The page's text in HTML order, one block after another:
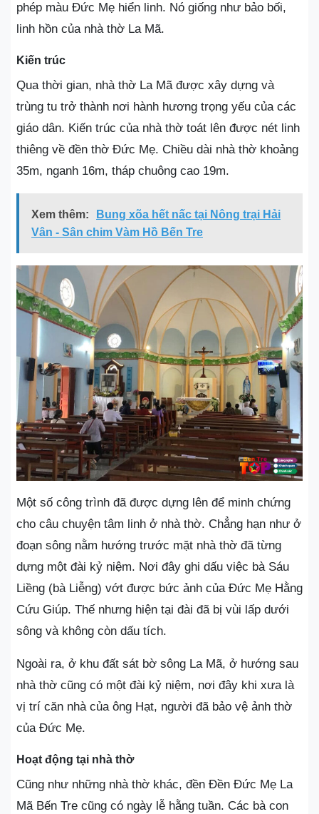
phép màu Đức Mẹ hiển linh. Nó giống như bảo bối,
linh hồn của nhà thờ La Mã.
Kiến trúc
Qua thời gian, nhà thờ La Mã được xây dựng và
trùng tu trở thành nơi hành hương trọng yếu của các
giáo dân. Kiến trúc của nhà thờ toát lên được nét linh
thiêng về đền thờ Đức Mẹ. Chiều dài nhà thờ khoảng
35m, nganh 16m, tháp chuông cao 19m.
Xem thêm:
Bung xõa hết nấc tại Nông trại Hải
Vân - Sân chim Vàm Hồ Bến Tre
Một số công trình đã được dựng lên để minh chứng
cho câu chuyện tâm linh ở nhà thờ. Chẳng hạn như ở
đoạn sông nằm hướng trước mặt nhà thờ đã từng
dựng một đài kỷ niệm. Nơi đây ghi dấu việc bà Sáu
Liềng (bà Liễng) vớt được bức ảnh của Đức Mẹ Hằng
Cứu Giúp. Thế nhưng hiện tại đài đã bị vùi lấp dưới
sông và không còn dấu tích.
Ngoài ra, ở khu đất sát bờ sông La Mã, ở hướng sau
nhà thờ cũng có một đài kỷ niệm, nơi đây khi xưa là
vị trí căn nhà của ông Hạt, người đã bảo vệ ảnh thờ
của Đức Mẹ.
Hoạt động tại nhà thờ
Cũng như những nhà thờ khác, đền Đền Đức Mẹ La
Mã Bến Tre cũng có ngày lễ hằng tuần. Các bà con